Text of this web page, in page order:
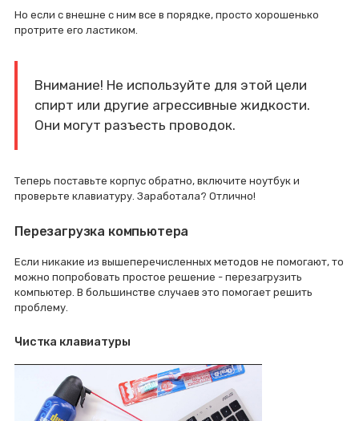
Но если с внешне с ним все в порядке, просто хорошенько
протрите его ластиком.
Внимание! Не используйте для этой цели
спирт или другие агрессивные жидкости.
Они могут разъесть проводок.
Теперь поставьте корпус обратно, включите ноутбук и
проверьте клавиатуру. Заработала? Отлично!
Перезагрузка компьютера
Если никакие из вышеперечисленных методов не помогают, то
можно попробовать простое решение - перезагрузить
компьютер. В большинстве случаев это помогает решить
проблему.
Чистка клавиатуры